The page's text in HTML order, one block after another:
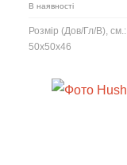
В наявності
Розмір (Дов/Гл/В), см.:
50x50x46